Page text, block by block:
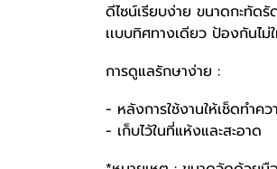
ดีไซน์เรียบง่าย ขนาดกะทัด
เเบบทิศทางเดียว ป้องกันไม่
การดูแลรักษาง่าย :
- หลังการใช้งานให้เช็ดทำค
- เก็บไว้ในที่แห้งและสะอาด